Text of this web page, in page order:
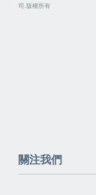
司.版權所有
關注我們